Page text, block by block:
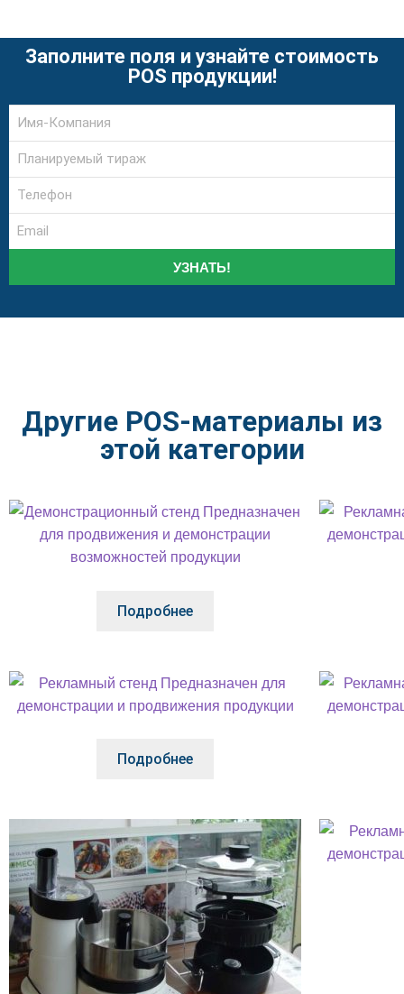
Заполните поля и узнайте стоимость
POS продукции!
УЗНАТЬ!
Другие POS-материалы из
этой категории
Подробнее
Подробнее